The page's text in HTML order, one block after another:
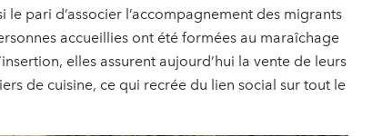
le pari d’associer l’accompagnement des migrants
accueillies ont été formées au maraîchage
elles assurent aujourd’hui la vente de leurs
de cuisine, ce qui recrée du lien social sur tout le